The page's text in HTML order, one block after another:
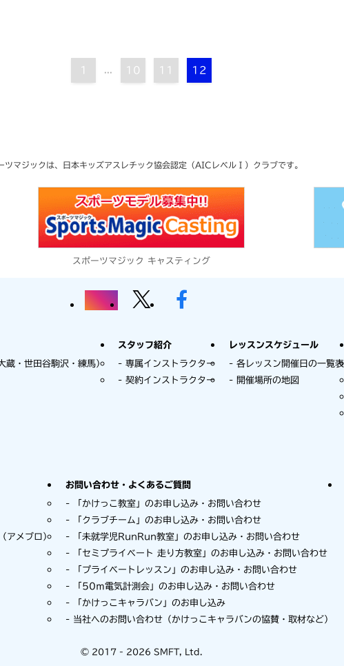
1 ... 10 11 12
ツマジックは、日本キッズアスレチック協会認定（AICレベルⅠ）クラブです。
スポーツマジック キャスティング
蔵・世田谷駒沢・練馬）
スタッフ紹介
専属インストラクター
契約インストラクター
レッスンスケジュール
各レッスン開催日の一覧表
開催場所の地図
アメブロ）
お問い合わせ・よくあるご質問
「かけっこ教室」のお申し込み・お問い合わせ
「クラブチーム」のお申し込み・お問い合わせ
「未就学児RunRun教室」のお申し込み・お問い合わせ
「セミプライベート 走り方教室」のお申し込み・お問い合わせ
「プライベートレッスン」のお申し込み・お問い合わせ
「50ｍ電気計測会」のお申し込み・お問い合わせ
「かけっこキャラバン」のお申し込み
当社へのお問い合わせ（かけっこキャラバンの協賛・取材など）
©2017 - 2026 SMFT, Ltd.